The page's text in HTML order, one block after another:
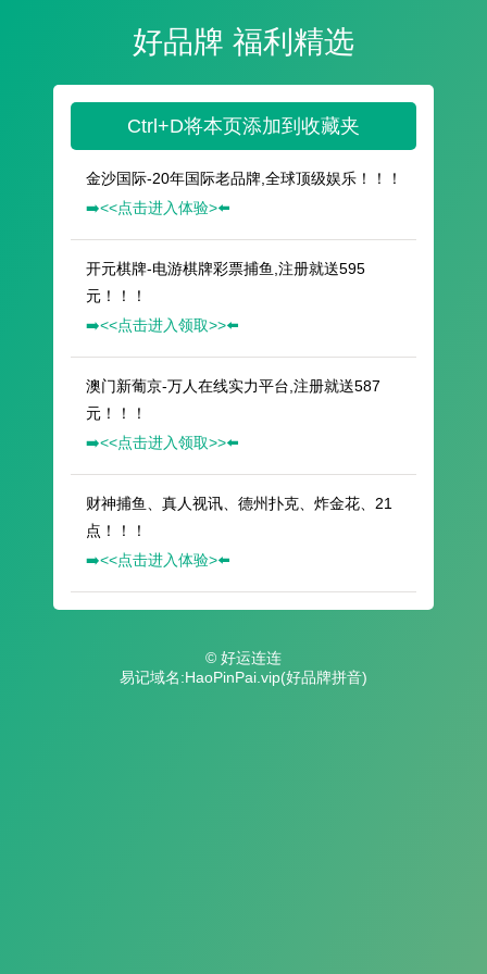
好品牌 福利精选
Ctrl+D将本页添加到收藏夹
金沙国际-20年国际老品牌,全球顶级娱乐！！！
➡️<<点击进入体验>⬅️
开元棋牌-电游棋牌彩票捕鱼,注册就送595
元！！！
➡️<<点击进入领取>>⬅️
澳门新葡京-万人在线实力平台,注册就送587
元！！！
➡️<<点击进入领取>>⬅️
财神捕鱼、真人视讯、德州扑克、炸金花、21
点！！！
➡️<<点击进入体验>⬅️
© 好运连连
易记域名:HaoPinPai.vip(好品牌拼音)